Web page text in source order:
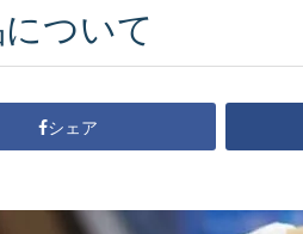
ついて
シェア